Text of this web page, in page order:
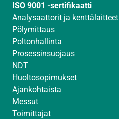
ISO 9001 -sertifikaatti
Analysaattorit ja kenttälaitteet
Pölymittaus
Poltonhallinta
Prosessinsuojaus
NDT
Huoltosopimukset
Ajankohtaista
Messut
Toimittajat